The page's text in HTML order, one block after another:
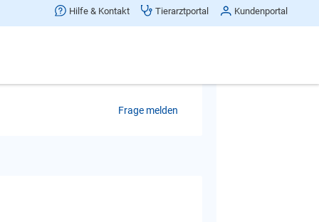
Hilfe & Kontakt Tierarztportal Kundenportal
Frage melden